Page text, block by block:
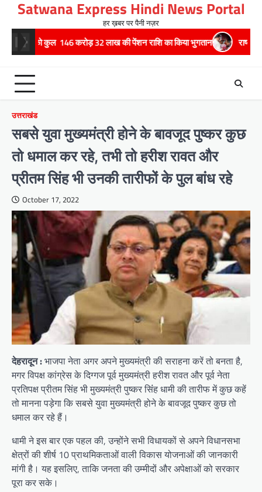
content
Satwana Express Hindi News Portal
हर ख़बर पर पैनी नज़र
करोड़ 32 लाख की पेंशन राशि का किया भुगतान राष्ट्रीय हथकरघा दिवस पर
उत्तराखंड
सबसे युवा मुख्यमंत्री होने के बावजूद पुष्कर कुछ
तो धमाल कर रहे, तभी तो हरीश रावत और
प्रीतम सिंह भी उनकी तारीफों के पुल बांध रहे
October 17, 2022
देहरादून :भाजपा नेता अगर अपने मुख्यमंत्री की सराहना करें तो बनता है,
मगर विपक्ष कांग्रेस के दिग्गज पूर्व मुख्यमंत्री हरीश रावत और पूर्व नेता
प्रतिपक्ष प्रीतम सिंह भी मुख्यमंत्री पुष्‍कर सिंंह धामी की तारीफ में कुछ कहें
तो मानना पड़ेगा कि सबसे युवा मुख्यमंत्री होने के बावजूद पुष्कर कुछ तो
धमाल कर रहे हैं।
धामी ने इस बार एक पहल की, उन्होंने सभी विधायकों से अपने विधानसभा
क्षेत्रों की शीर्ष 10 प्राथमिकताओं वाली विकास योजनाओं की जानकारी
मांगी है। यह इसलिए, ताकि जनता की उम्मीदों और अपेक्षाओं को सरकार
पूरा कर सके।